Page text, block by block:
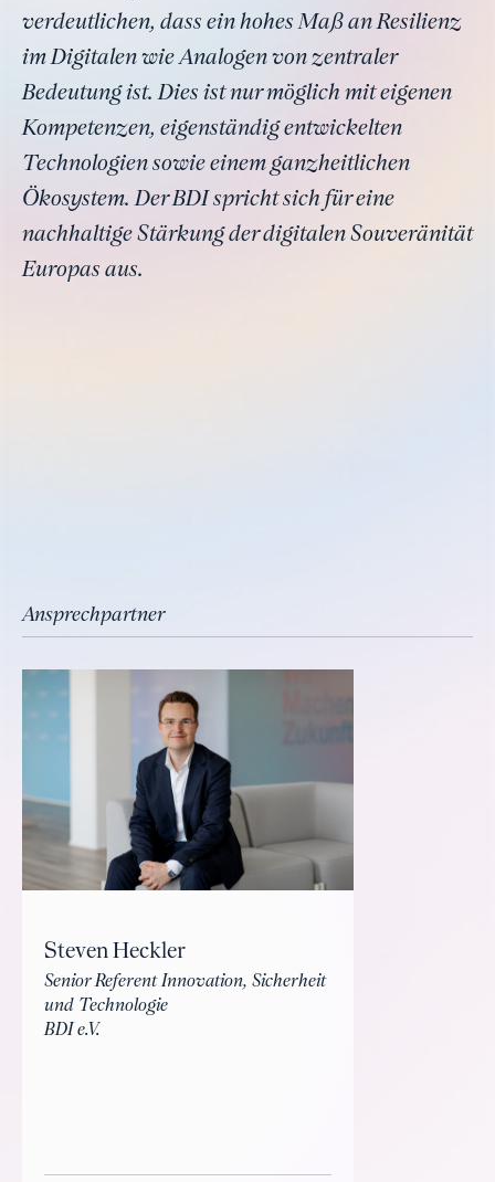
verdeutlichen, dass ein hohes Maß an Resilienz
im Digitalen wie Analogen von zentraler
Bedeutung ist. Dies ist nur möglich mit eigenen
Kompetenzen, eigenständig entwickelten
Technologien sowie einem ganzheitlichen
Ökosystem. Der BDI spricht sich für eine
nachhaltige Stärkung der digitalen Souveränität
Europas aus.
Ansprechpartner
Steven Heckler
Senior Referent Innovation, Sicherheit
und Technologie
BDI e.V.